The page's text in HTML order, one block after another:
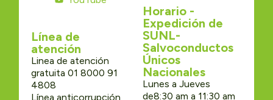
Línea de
atención
Linea de atención
gratuita 01 8000 91
4808
Línea anticorrupción
Horario -
Expedición de
SUNL-
Salvoconductos
Únicos
Nacionales
Lunes a Jueves
de8:30 am a 11:30 am